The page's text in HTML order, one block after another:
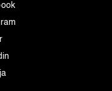
прочитајте во
, а за колачињата и
на
момент можете
кој било момент да